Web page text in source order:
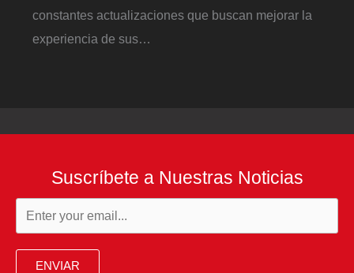
constantes actualizaciones que buscan mejorar la
experiencia de sus…
Suscríbete a Nuestras Noticias
ENVIAR